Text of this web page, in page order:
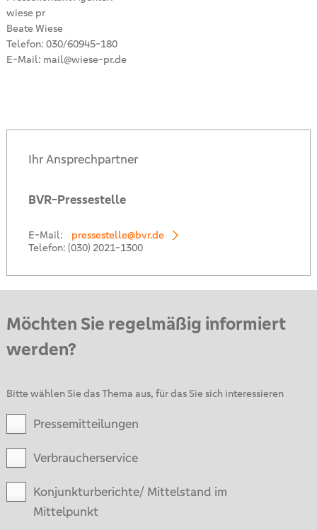
wiese pr
Beate Wiese
Telefon: 030/60945-180
E-Mail: mail@wiese-pr.de
Ihr Ansprechpartner
BVR-Pressestelle
E-Mail:
pressestelle@bvr.de
Telefon: (030) 2021-1300
Möchten Sie regelmäßig informiert
werden?
Bitte wählen Sie das Thema aus, für das Sie sich interessieren
Pressemitteilungen
Verbraucherservice
Konjunkturberichte/ Mittelstand im
Mittelpunkt